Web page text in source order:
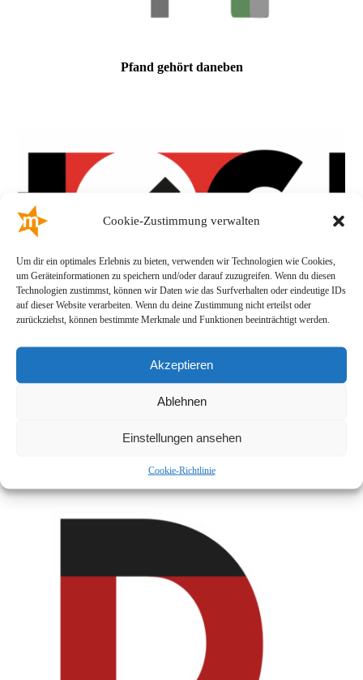
Cookie-Zustimmung verwalten
Um dir ein optimales Erlebnis zu bieten, verwenden wir Technologien wie Cookies,
um Geräteinformationen zu speichern und/oder darauf zuzugreifen. Wenn du diesen
Technologien zustimmst, können wir Daten wie das Surfverhalten oder eindeutige IDs
auf dieser Website verarbeiten. Wenn du deine Zustimmung nicht erteilst oder
zurückziehst, können bestimmte Merkmale und Funktionen beeinträchtigt werden.
Akzeptieren
Ablehnen
Einstellungen ansehen
Cookie-Richtlinie
Pfand gehört daneben
Hooligans Gegen Satzbau